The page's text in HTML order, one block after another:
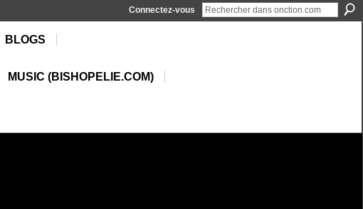
Connectez-vous
BLOGS
MUSIC (BISHOPELIE.COM)